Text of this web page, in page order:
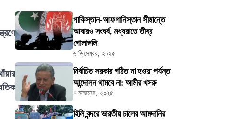
পাকিস্তান-আফগানিস্তান সীমান্তে
আবারও সংঘর্ষ, মধ্যরাতে তীব্র
গোলাগুলি
৬ ডিসেম্বর, ২০২৫
নির্বাচিত সরকার গঠিত না হওয়া পর্যন্ত
আন্দোলন থামবে না: আমীর খসরু
৭ নভেম্বর, ২০২৫
হিলি বন্দরে ভারতীয় চালের আমদানির